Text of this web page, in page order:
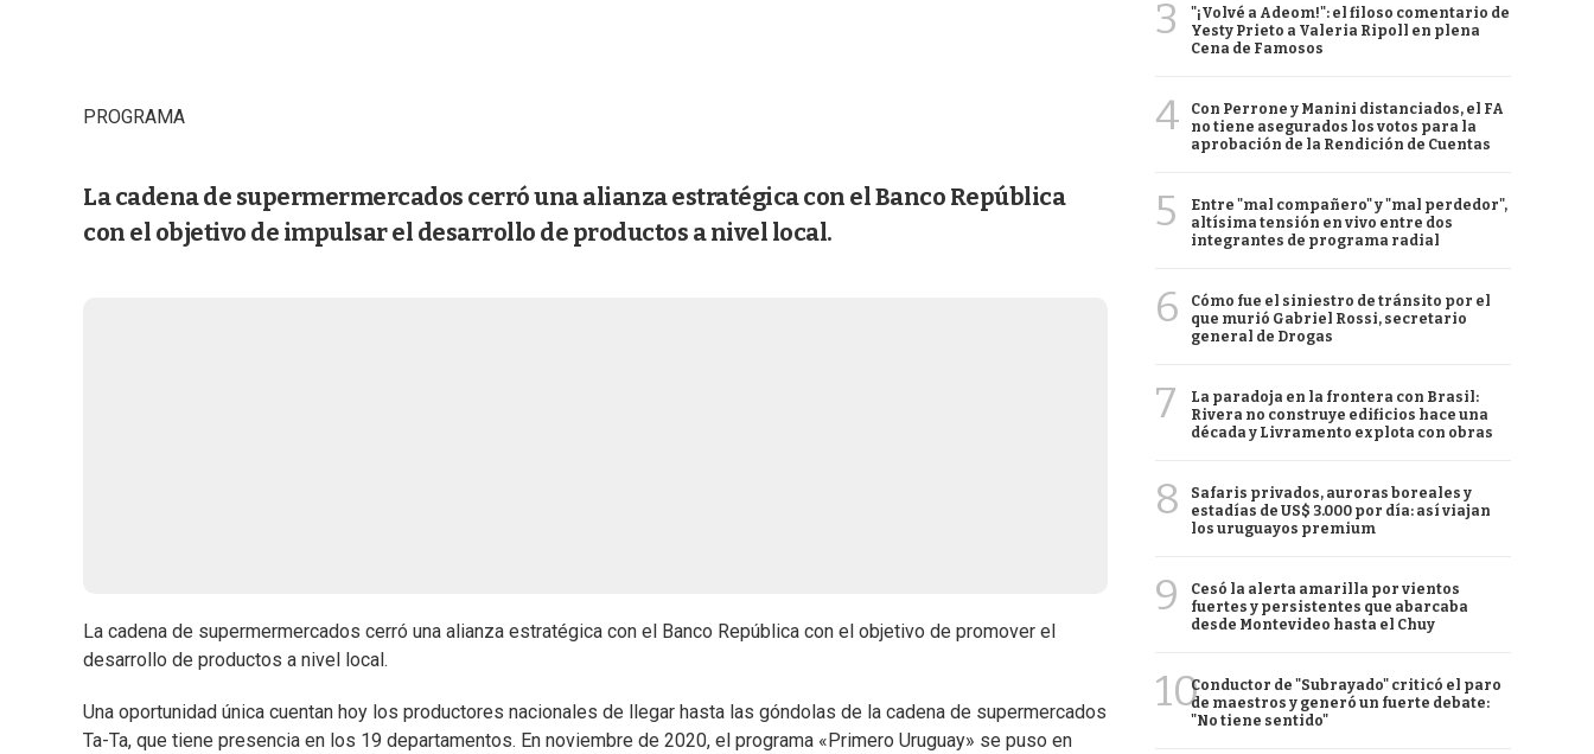
PROGRAMA
La cadena de supermermercados cerró una alianza estratégica con el Banco República
con el objetivo de impulsar el desarrollo de productos a nivel local.
La cadena de supermermercados cerró una alianza estratégica con el Banco República con el objetivo de promover el
desarrollo de productos a nivel local.
Una oportunidad única cuentan hoy los productores nacionales de llegar hasta las góndolas de la cadena de supermercados
Ta-Ta, que tiene presencia en los 19 departamentos. En noviembre de 2020, el programa «Primero Uruguay» se puso en
3
"¡Volvé a Adeom!": el filoso comentario de
Yesty Prieto a Valeria Ripoll en plena
Cena de Famosos
4
Con Perrone y Manini distanciados, el FA
no tiene asegurados los votos para la
aprobación de la Rendición de Cuentas
5
Entre "mal compañero" y "mal perdedor",
altísima tensión en vivo entre dos
integrantes de programa radial
6
Cómo fue el siniestro de tránsito por el
que murió Gabriel Rossi, secretario
general de Drogas
7
La paradoja en la frontera con Brasil:
Rivera no construye edificios hace una
década y Livramento explota con obras
8
Safaris privados, auroras boreales y
estadías de US$ 3.000 por día: así viajan
los uruguayos premium
9
Cesó la alerta amarilla por vientos
fuertes y persistentes que abarcaba
desde Montevideo hasta el Chuy
10Conductor de "Subrayado" criticó el paro
de maestros y generó un fuerte debate:
"No tiene sentido"